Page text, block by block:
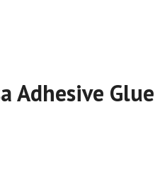
Adhesive Glue